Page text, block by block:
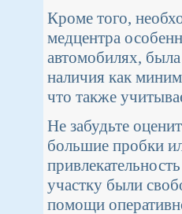
Кроме того,
медцентра
автомобилях,
наличия как
что также
Не забудьте
большие пробки
участку были
помощи